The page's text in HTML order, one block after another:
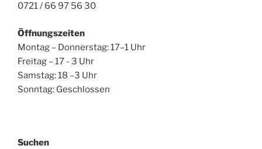
0721 / 66 97 56 30
Öffnungszeiten
Montag – Donnerstag: 17–1 Uhr
Freitag – 17 - 3 Uhr
Samstag: 18 –3 Uhr
Sonntag: Geschlossen
Suchen